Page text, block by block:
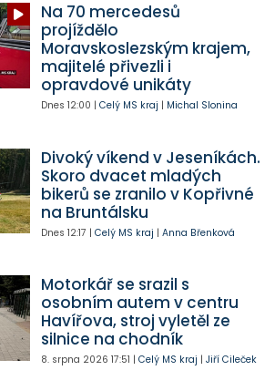
Na 70 mercedesů
projíždělo
Moravskoslezským krajem,
majitelé přivezli i
opravdové unikáty
Dnes 12:00 | Celý MS kraj | Michal Slonina
Divoký víkend v Jeseníkách.
Skoro dvacet mladých
bikerů se zranilo v Kopřivné
na Bruntálsku
Dnes 12:17 | Celý MS kraj | Anna Břenková
Motorkář se srazil s
osobním autem v centru
Havířova, stroj vyletěl ze
silnice na chodník
8. srpna 2026 17:51 | Celý MS kraj | Jiří Cileček